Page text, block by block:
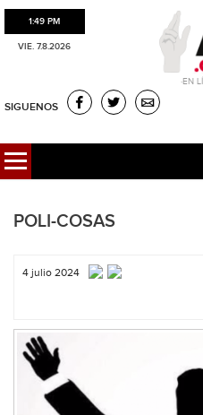
1:49 PM
VIE. 7.8.2026
SIGUENOS
POLI-COSAS
4 julio 2024